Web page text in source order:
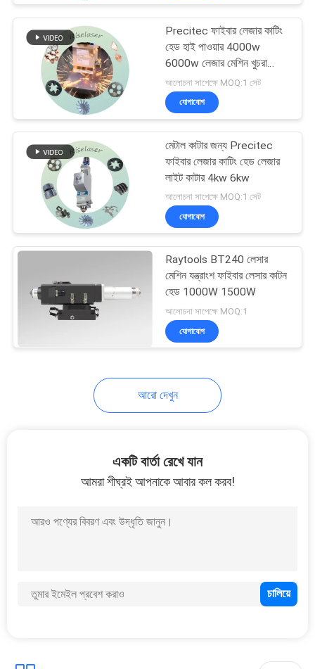
ইউভি লেজার চিহ্নিতকরণ
মেশিন
লেজারের ঢালাই মেশিন
যথার্থ ফাইবার লেসার কাটন
Precitec ফাইবার লেজার কাটিং
হেড হাই পাওয়ার 4000w
6000w লেজার মেশিন খুচরা
যন্ত্রাংশ
আলোচনা সাপেক্ষে MOQ:1 সেট
যোগাযোগ
মেটাল কাটার জন্য Precitec
ফাইবার লেজার কাটিং হেড লেজার
লাইট কাটার 4kw 6kw
আলোচনা সাপেক্ষে MOQ:1 সেট
যোগাযোগ
Raytools BT240 লেসার
মেশিন যন্ত্রাংশ ফাইবার লেসার কাটন
হেড 1000W 1500W
আলোচনা সাপেক্ষে MOQ:1
যোগাযোগ
আরো দেখুন
একটি বার্তা রেখে যান
আমরা শীঘ্রই আপনাকে আবার কল করব!